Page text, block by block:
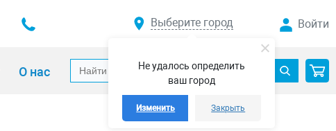
Не удалось определить
ваш город
Изменить Закрыть
Выберите город Войти
О нас